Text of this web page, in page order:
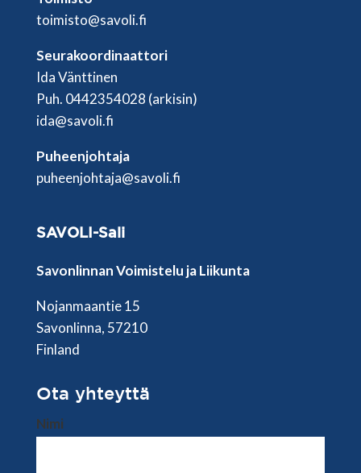
toimisto@savoli.fi
Seurakoordinaattori
Ida Vänttinen
Puh. 0442354028 (arkisin)
ida@savoli.fi
Puheenjohtaja
puheenjohtaja@savoli.fi
SAVOLI-Sali
Savonlinnan Voimistelu ja Liikunta
Nojanmaantie 15
Savonlinna, 57210
Finland
Ota yhteyttä
Nimi